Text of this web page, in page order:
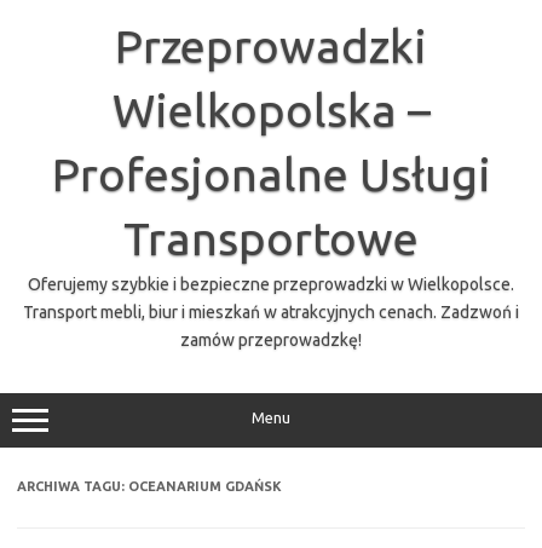
Przeprowadzki
Wielkopolska –
Profesjonalne Usługi
Transportowe
Oferujemy szybkie i bezpieczne przeprowadzki w Wielkopolsce.
Transport mebli, biur i mieszkań w atrakcyjnych cenach. Zadzwoń i
zamów przeprowadzkę!
Menu
ARCHIWA TAGU: OCEANARIUM GDAŃSK